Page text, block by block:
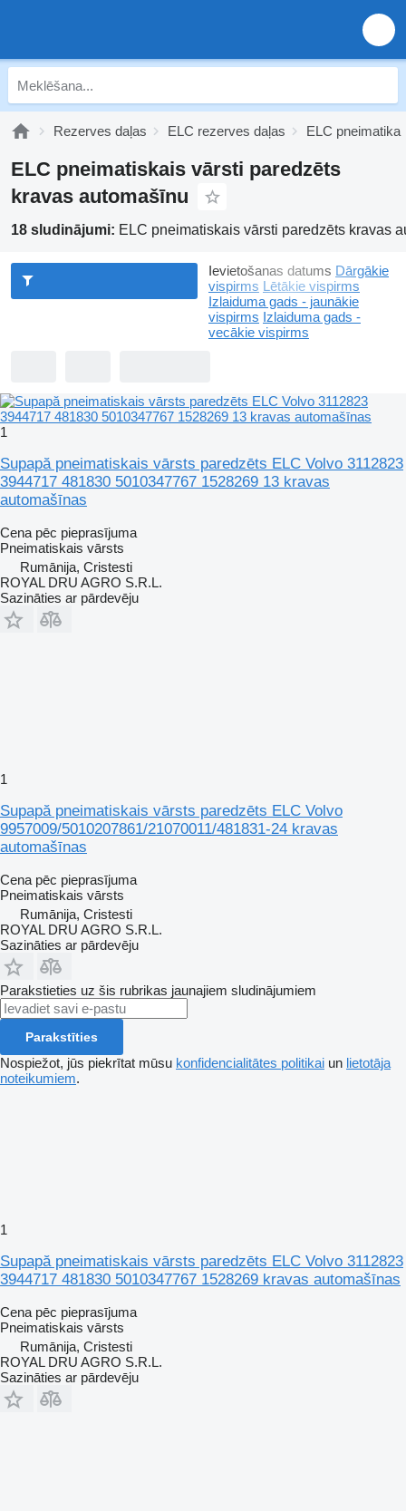
Rezerves daļas ELC rezerves daļas ELC pneimatika
ELC pneimatiskais vārsti paredzēts
kravas automašīnu
18 sludinājumi: ELC pneimatiskais vārsti paredzēts kravas
Ievietošanas datums Dārgākie
vispirms Lētākie vispirms
Izlaiduma gads - jaunākie
vispirms Izlaiduma gads -
vecākie vispirms
1
Supapă pneimatiskais vārsts paredzēts ELC Volvo 3112823
3944717 481830 5010347767 1528269 13 kravas
automašīnas
Cena pēc pieprasījuma
Pneimatiskais vārsts
Rumānija, Cristesti
ROYAL DRU AGRO S.R.L.
Sazināties ar pārdevēju
1
Supapă pneimatiskais vārsts paredzēts ELC Volvo
9957009/5010207861/21070011/481831-24 kravas
automašīnas
Cena pēc pieprasījuma
Pneimatiskais vārsts
Rumānija, Cristesti
ROYAL DRU AGRO S.R.L.
Sazināties ar pārdevēju
Parakstieties uz šis rubrikas jaunajiem sludinājumiem
Parakstīties
Nospiežot, jūs piekrītat mūsu konfidencialitātes politikai un lietotāja
noteikumiem.
1
Supapă pneimatiskais vārsts paredzēts ELC Volvo 3112823
3944717 481830 5010347767 1528269 kravas automašīnas
Cena pēc pieprasījuma
Pneimatiskais vārsts
Rumānija, Cristesti
ROYAL DRU AGRO S.R.L.
Sazināties ar pārdevēju